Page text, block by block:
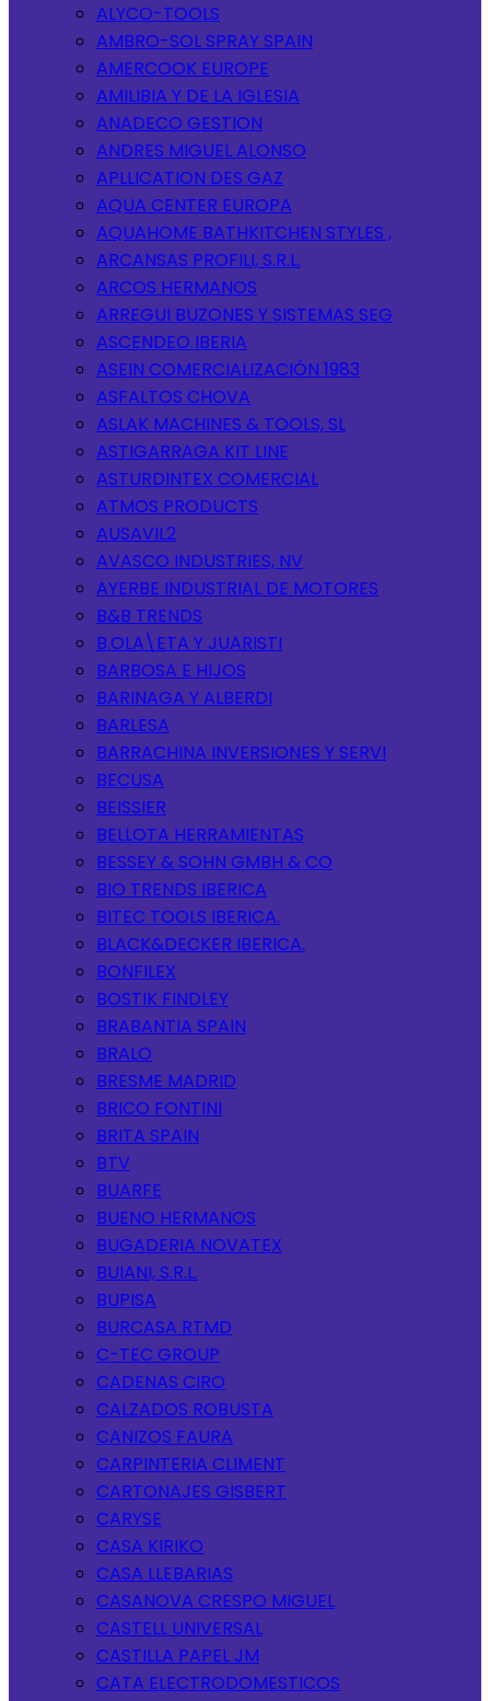
ALYCO-TOOLS
AMBRO-SOL SPRAY SPAIN
AMERCOOK EUROPE
AMILIBIA Y DE LA IGLESIA
ANADECO GESTION
ANDRES MIGUEL ALONSO
APLLICATION DES GAZ
AQUA CENTER EUROPA
AQUAHOME BATHKITCHEN STYLES ,
ARCANSAS PROFILI, S.R.L.
ARCOS HERMANOS
ARREGUI BUZONES Y SISTEMAS SEG
ASCENDEO IBERIA
ASEIN COMERCIALIZACIÓN 1983
ASFALTOS CHOVA
ASLAK MACHINES & TOOLS, SL
ASTIGARRAGA KIT LINE
ASTURDINTEX COMERCIAL
ATMOS PRODUCTS
AUSAVIL2
AVASCO INDUSTRIES, NV
AYERBE INDUSTRIAL DE MOTORES
B&B TRENDS
B.OLA\ETA Y JUARISTI
BARBOSA E HIJOS
BARINAGA Y ALBERDI
BARLESA
BARRACHINA INVERSIONES Y SERVI
BECUSA
BEISSIER
BELLOTA HERRAMIENTAS
BESSEY & SOHN GMBH & CO
BIO TRENDS IBERICA
BITEC TOOLS IBERICA.
BLACK&DECKER IBERICA.
BONFILEX
BOSTIK FINDLEY
BRABANTIA SPAIN
BRALO
BRESME MADRID
BRICO FONTINI
BRITA SPAIN
BTV
BUARFE
BUENO HERMANOS
BUGADERIA NOVATEX
BUIANI, S.R.L.
BUPISA
BURCASA RTMD
C-TEC GROUP
CADENAS CIRO
CALZADOS ROBUSTA
CANIZOS FAURA
CARPINTERIA CLIMENT
CARTONAJES GISBERT
CARYSE
CASA KIRIKO
CASA LLEBARIAS
CASANOVA CRESPO MIGUEL
CASTELL UNIVERSAL
CASTILLA PAPEL JM
CATA ELECTRODOMESTICOS